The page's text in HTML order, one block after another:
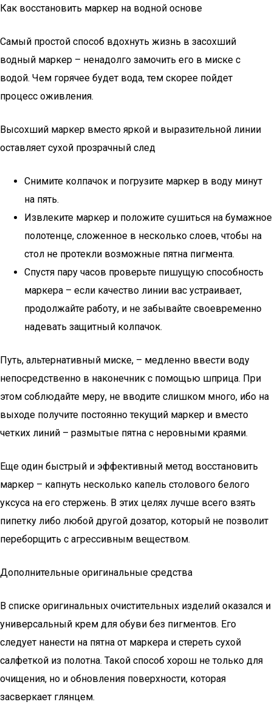
Как восстановить маркер на водной основе
Самый простой способ вдохнуть жизнь в засохший
водный маркер – ненадолго замочить его в миске с
водой. Чем горячее будет вода, тем скорее пойдет
процесс оживления.
Высохший маркер вместо яркой и выразительной линии
оставляет сухой прозрачный след
Снимите колпачок и погрузите маркер в воду минут
на пять.
Извлеките маркер и положите сушиться на бумажное
полотенце, сложенное в несколько слоев, чтобы на
стол не протекли возможные пятна пигмента.
Спустя пару часов проверьте пишущую способность
маркера – если качество линии вас устраивает,
продолжайте работу, и не забывайте своевременно
надевать защитный колпачок.
Путь, альтернативный миске, – медленно ввести воду
непосредственно в наконечник с помощью шприца. При
этом соблюдайте меру, не вводите слишком много, ибо на
выходе получите постоянно текущий маркер и вместо
четких линий – размытые пятна с неровными краями.
Еще один быстрый и эффективный метод восстановить
маркер – капнуть несколько капель столового белого
уксуса на его стержень. В этих целях лучше всего взять
пипетку либо любой другой дозатор, который не позволит
переборщить с агрессивным веществом.
Дополнительные оригинальные средства
В списке оригинальных очистительных изделий оказался и
универсальный крем для обуви без пигментов. Его
следует нанести на пятна от маркера и стереть сухой
салфеткой из полотна. Такой способ хорош не только для
очищения, но и обновления поверхности, которая
засверкает глянцем.